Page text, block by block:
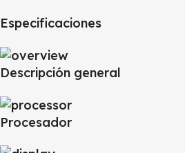
Especificaciones
Descripción general
Procesador